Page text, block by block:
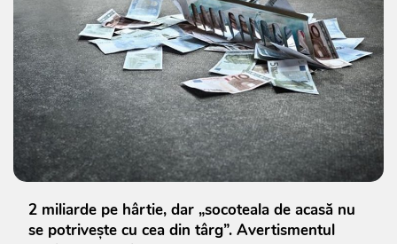
2 miliarde pe hârtie, dar „socoteala de acasă nu
se potrivește cu cea din târg”. Avertismentul